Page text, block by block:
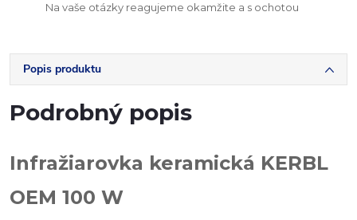
Na vaše otázky reagujeme okamžite a s ochotou
Popis produktu
Podrobný popis
Infražiarovka keramická KERBL
OEM 100 W